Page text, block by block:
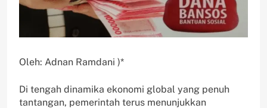
Oleh: Adnan Ramdani )*
Di tengah dinamika ekonomi global yang penuh
tantangan, pemerintah terus menunjukkan